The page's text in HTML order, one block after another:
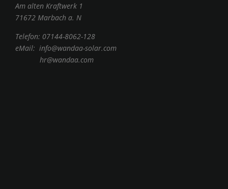
Am alten Kraftwerk 1
71672 Marbach a. N
Telefon: 07144-8062-128
eMail: info@wandaa-solar.com
hr@wandaa.com